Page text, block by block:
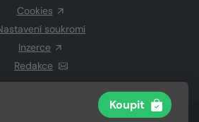
Koupit
Cookies
soukromí
Inzerce
Redakce